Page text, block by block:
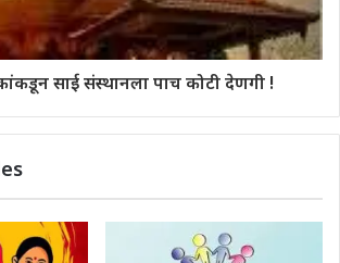
साई संस्थानला पाच कोटी देणगी !